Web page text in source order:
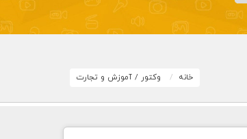
خانه وکتور / آموزش و تجارت